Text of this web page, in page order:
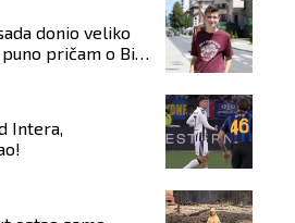
donio veliko
pričam o BiH
Intera,